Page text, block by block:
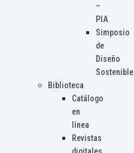
–
PIA
Simposio
de
Diseño
Sostenible
Biblioteca
Catálogo
en
línea
Revistas